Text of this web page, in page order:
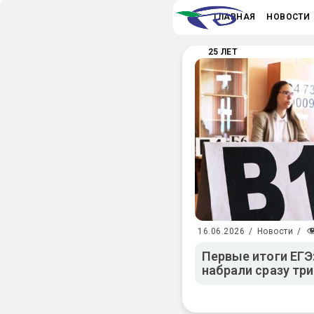
ГЛАВНАЯ НОВОСТИ
25 ЛЕТ
16.06.2026 / Новости /
Первые итоги
набрали сразу